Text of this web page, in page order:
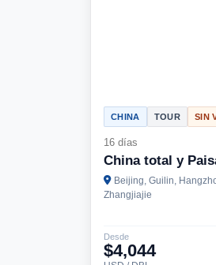
CHINA TOUR SIN
16 días
China total y
Beijing, Guilin,
Zhangjiajie
Desde
$4,044